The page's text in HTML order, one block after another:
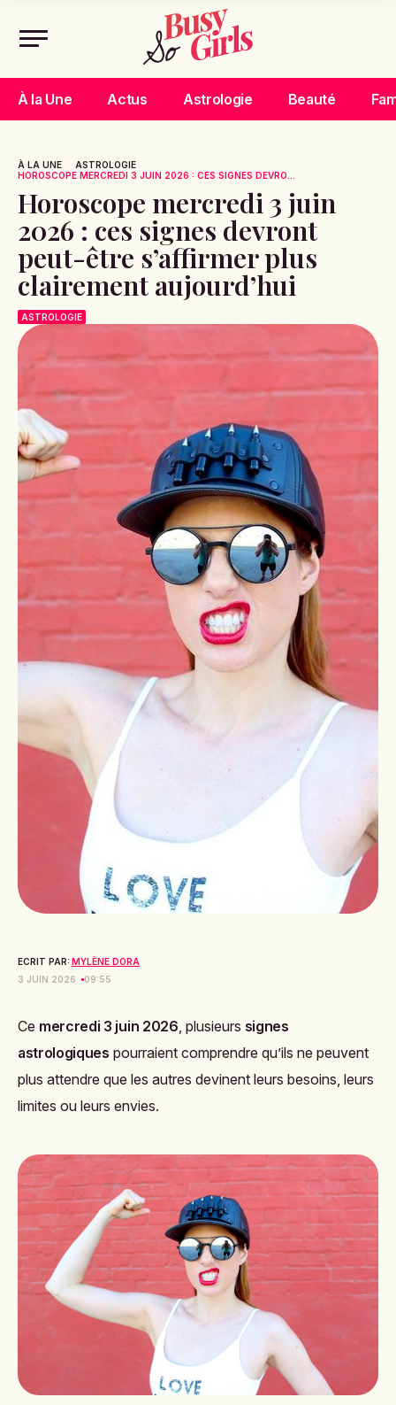
À la Une Actus Astrologie Beauté
À LA UNE
ASTROLOGIE
HOROSCOPE MERCREDI 3 JUIN 2026 : CES SIGNES DEVRO...
Horoscope mercredi 3 juin
2026 : ces signes devront
peut-être s’affirmer plus
clairement aujourd’hui
ASTROLOGIE
ECRIT PAR: MYLÈNE DORA
3 JUIN 2026
09:55
Ce mercredi 3 juin 2026, plusieurs signes
astrologiques pourraient comprendre qu’ils ne peuvent
plus attendre que les autres devinent leurs besoins, leurs
limites ou leurs envies.